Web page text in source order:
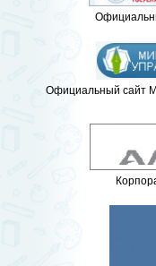
Официальный сайт